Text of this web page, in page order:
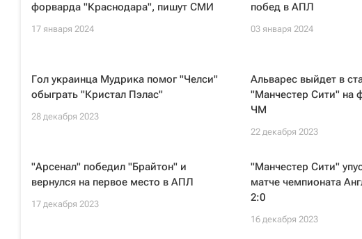
форварда "Краснодара", пишут СМИ
17 января 2024
побед в АПЛ
03 января 2024
Гол украинца Мудрика помог "Челси"
обыграть "Кристал Пэлас"
28 декабря 2023
Альварес выйдет в
"Манчестер Сити" на
ЧМ
22 декабря 2023
"Арсенал" победил "Брайтон" и
вернулся на первое место в АПЛ
17 декабря 2023
"Манчестер Сити"
матче чемпионата
2:0
16 декабря 2023